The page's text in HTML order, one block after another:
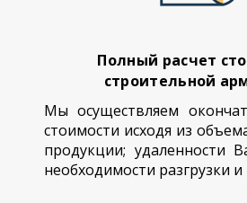
Полный расчет
строительной
Мы осуществляем
стоимости исходя из
продукции; удаленности
необходимости разгрузки